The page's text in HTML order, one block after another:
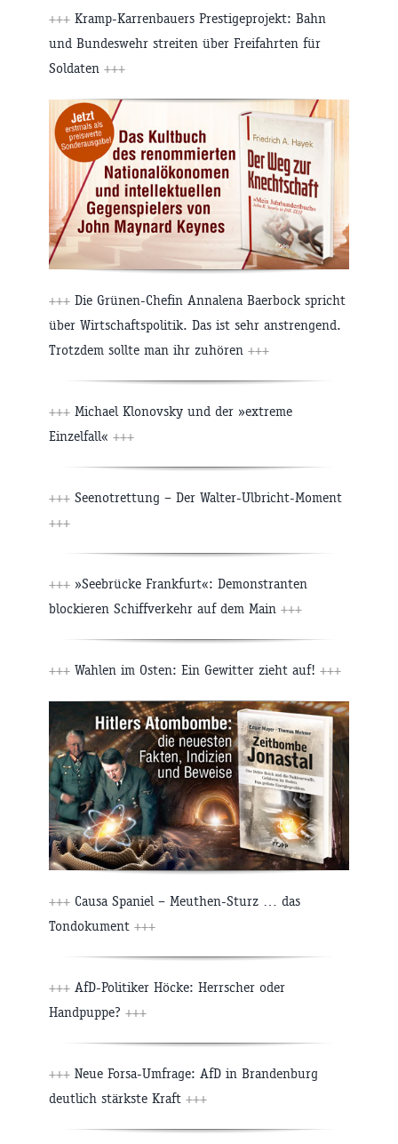
+++ Kramp-Karrenbauers Prestigeprojekt: Bahn
und Bundeswehr streiten über Freifahrten für
Soldaten +++
+++ Die Grünen-Chefin Annalena Baerbock spricht
über Wirtschaftspolitik. Das ist sehr anstrengend.
Trotzdem sollte man ihr zuhören +++
+++ Michael Klonovsky und der »extreme
Einzelfall« +++
+++ Seenotrettung – Der Walter-Ulbricht-Moment
+++
+++ »Seebrücke Frankfurt«: Demonstranten
blockieren Schiffverkehr auf dem Main +++
+++ Wahlen im Osten: Ein Gewitter zieht auf! +++
+++ Causa Spaniel – Meuthen-Sturz … das
Tondokument +++
+++ AfD-Politiker Höcke: Herrscher oder
Handpuppe? +++
+++ Neue Forsa-Umfrage: AfD in Brandenburg
deutlich stärkste Kraft +++